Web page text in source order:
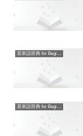
英単語辞典 for Beginners
英単語辞典 for Beginners